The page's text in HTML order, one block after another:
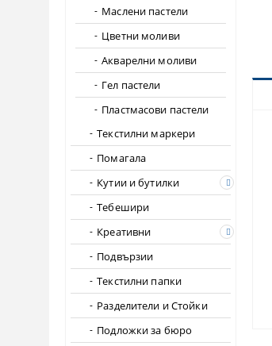
Маслени пастели
Цветни моливи
Акварелни моливи
Гел пастели
Пластмасови пастели
Текстилни маркери
Помагала
Кутии и бутилки
Tебешири
Креативни
Подвързии
Текстилни папки
Разделители и Стойки
Подложки за бюро